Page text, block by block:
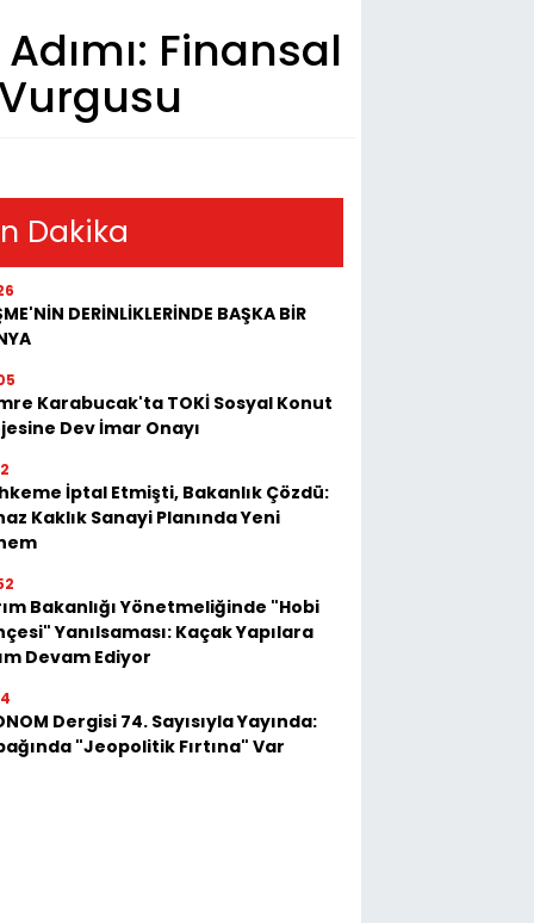
Finansal
Dakika
DERİNLİKLERİNDE BAŞKA BİR
Karabucak'ta TOKİ Sosyal Konut
Dev İmar Onayı
İptal Etmişti, Bakanlık Çözdü:
Kaklık Sanayi Planında Yeni
Bakanlığı Yönetmeliğinde "Hobi
Yanılsaması: Kaçak Yapılara
Devam Ediyor
Dergisi 74. Sayısıyla Yayında:
"Jeopolitik Fırtına" Var